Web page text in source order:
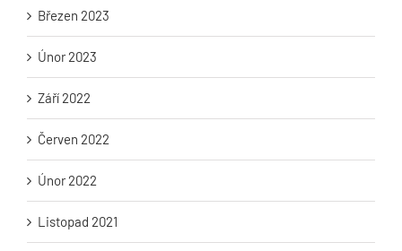
Březen 2023
Únor 2023
Září 2022
Červen 2022
Únor 2022
Listopad 2021